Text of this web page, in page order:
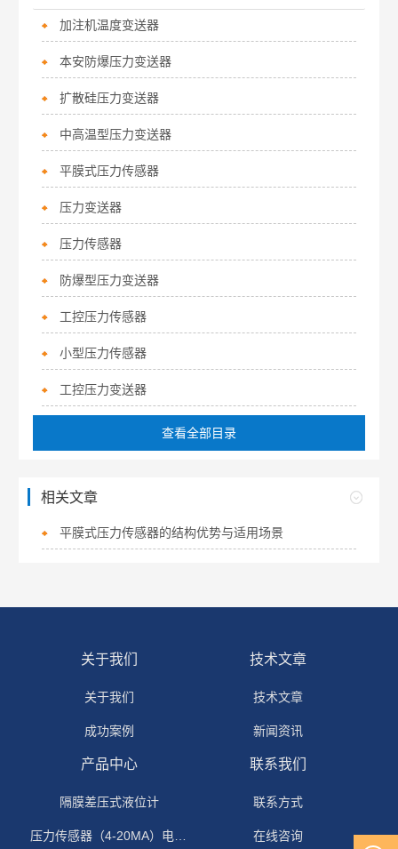
加注机温度变送器
本安防爆压力变送器
扩散硅压力变送器
中高温型压力变送器
平膜式压力传感器
压力变送器
压力传感器
防爆型压力变送器
工控压力传感器
小型压力传感器
工控压力变送器
查看全部目录
相关文章
平膜式压力传感器的结构优势与适用场景
关于我们
关于我们
成功案例
技术文章
技术文章
新闻资讯
产品中心
隔膜差压式液位计
压力传感器（4-20MA）电流输出
联系我们
联系方式
在线咨询